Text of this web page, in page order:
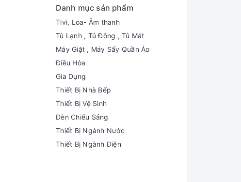
Danh mục sản phẩm
Tivi, Loa- Âm thanh
Tủ Lạnh , Tủ Đông , Tủ Mát
Máy Giặt , Máy Sấy Quần Áo
Điều Hòa
Gia Dụng
Thiết Bị Nhà Bếp
Thiết Bị Vệ Sinh
Đèn Chiếu Sáng
Thiết Bị Ngành Nước
Thiết Bị Ngành Điện